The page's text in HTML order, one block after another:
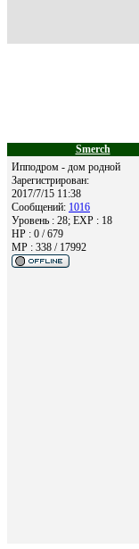
Smerch
Ипподром - дом родной
Зарегистрирован:
2017/7/15 11:38
Сообщений: 1016
Уровень : 28; EXP : 18
HP : 0 / 679
MP : 338 / 17992